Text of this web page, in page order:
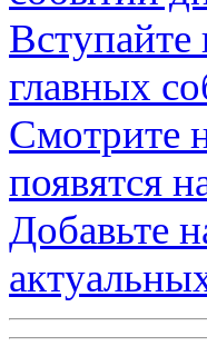
главных
Смотрите
появятся
Добавьте